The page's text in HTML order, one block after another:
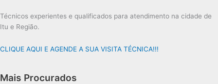
Técnicos experientes e qualificados para atendimento na cidade de
Itu e Região.
CLIQUE AQUI E AGENDE A SUA VISITA TÉCNICA!!!
Mais Procurados